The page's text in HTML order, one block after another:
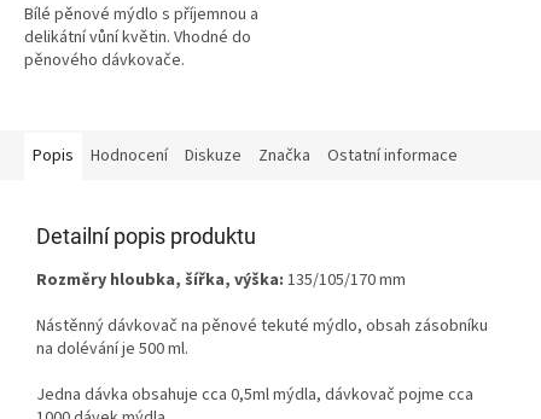
Bílé pěnové mýdlo s příjemnou a
delikátní vůní květin. Vhodné do
pěnového dávkovače.
Popis Hodnocení Diskuze Značka Ostatní informace
Detailní popis produktu
Rozměry hloubka, šířka, výška: 135/105/170 mm
Nástěnný dávkovač na pěnové tekuté mýdlo, obsah zásobníku
na dolévání je 500 ml.
Jedna dávka obsahuje cca 0,5ml mýdla, dávkovač pojme cca